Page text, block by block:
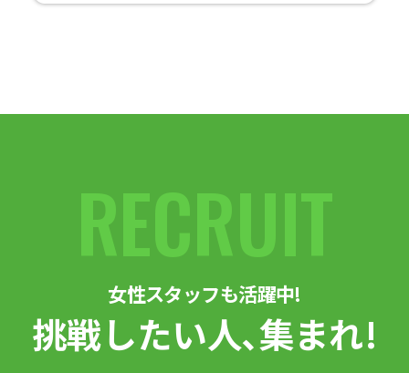
RECRUIT
女性スタッフも活躍中!
挑戦したい人､集まれ!